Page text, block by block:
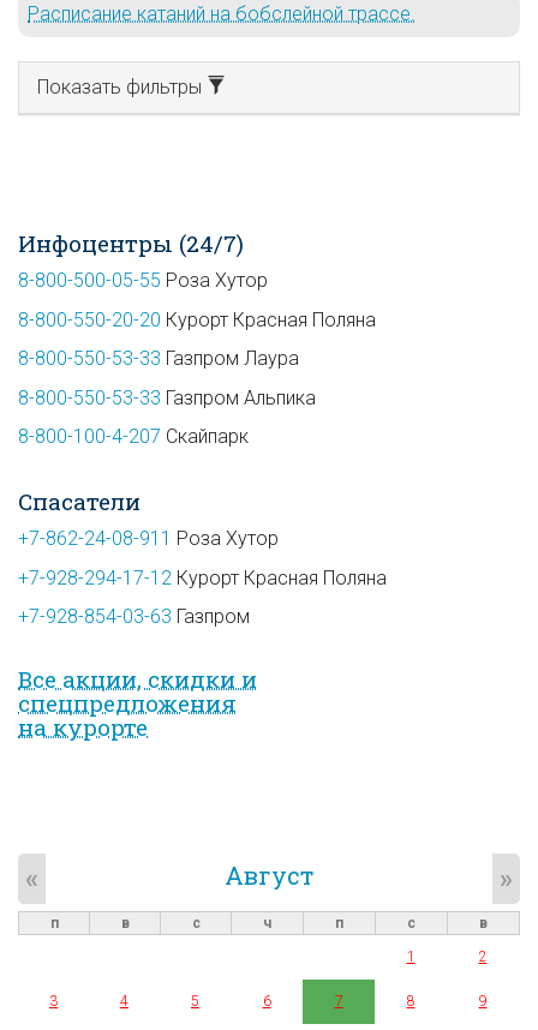
Расписание катаний на бобслейной трассе.
Показать фильтры
Инфоцентры (24/7)
8-800-500-05-55 Роза Хутор
8-800-550-20-20 Курорт Красная Поляна
8-800-550-53-33 Газпром Лаура
8-800-550-53-33 Газпром Альпика
8-800-100-4-207 Скайпарк
Спасатели
+7-862-24-08-911 Роза Хутор
+7-928-294-17-12 Курорт Красная Поляна
+7-928-854-03-63 Газпром
Все акции, скидки и
спец­предложе­ния
на курорте
Август
« »
п в с ч п с
в
1
2
3 4 5 6 7 8 9